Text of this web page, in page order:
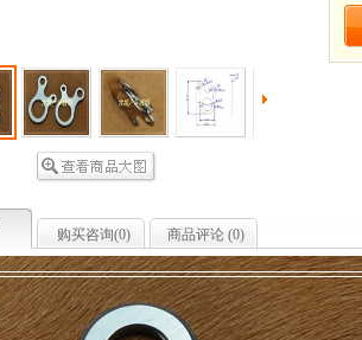
购买咨询(0) 商品评论 (0)